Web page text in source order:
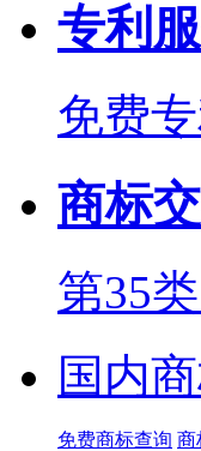
专利
免费
商标
第35
国内
免费商标查询 商